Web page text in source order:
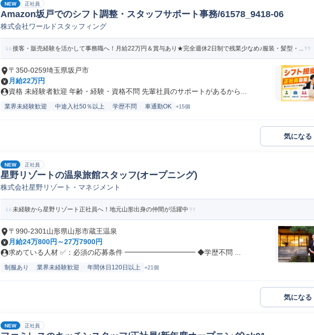
NEW 正社員
Amazon坂戸でのシフト調整・スタッフサポート事務/61578_9418-06
株式会社ワールドスタッフィング
接客・販売経験を活かして事務職へ！月給22万円＆賞与あり★完全週休2日制で残業少なめ♪服装・髪型・...
〒350-0259埼玉県坂戸市
月給22万円
資格 未経験者歓迎 年齢・経験・資格不問 先輩社員のサポートがあるから...
業界未経験歓迎 中途入社50％以上 学歴不問 車通勤OK +15個
気になる
NEW 正社員
星野リゾートの温泉旅館スタッフ(オープニング)
株式会社星野リゾート・マネジメント
未経験から星野リゾート正社員へ！地元山形出身の仲間が活躍中
〒990-2301山形県山形市蔵王温泉
月給24万800円～27万7900円
求めている人材 ✅：必須の応募条件 ━━━━━━━━━━ ◆学歴不問 ...
制服あり 業界未経験歓迎 年間休日120日以上 +21個
気になる
NEW 正社員